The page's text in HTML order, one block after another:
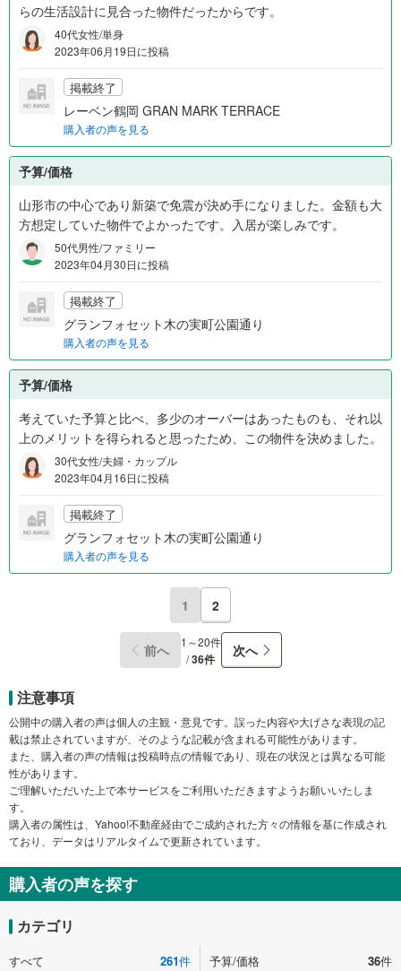
らの生活設計に見合った物件だったからです。
40代女性/単身
2023年06月19日に投稿
掲載終了
レーベン鶴岡 GRAN MARK TERRACE
購入者の声を見る
予算/価格
山形市の中心であり新築で免震が決め手になりました。金額も大
方想定していた物件でよかったです。入居が楽しみです。
50代男性/ファミリー
2023年04月30日に投稿
掲載終了
グランフォセット木の実町公園通り
購入者の声を見る
予算/価格
考えていた予算と比べ、多少のオーバーはあったものも、それ以
上のメリットを得られると思ったため、この物件を決めました。
30代女性/夫婦・カップル
2023年04月16日に投稿
掲載終了
グランフォセット木の実町公園通り
購入者の声を見る
1 2
前へ
1～20件
/36件 次へ
注意事項
公開中の購入者の声は個人の主観・意見です。誤った内容や大げさな表現の記
載は禁止されていますが、そのような記載が含まれる可能性があります。
また、購入者の声の情報は投稿時点の情報であり、現在の状況とは異なる可能
性があります。
ご理解いただいた上で本サービスをご利用いただきますようお願いいたしま
す。
購入者の属性は、Yahoo!不動産経由でご成約された方々の情報を基に作成され
ており、データはリアルタイムで更新されています。
購入者の声を探す
カテゴリ
すべて 261件 予算/価格 36件